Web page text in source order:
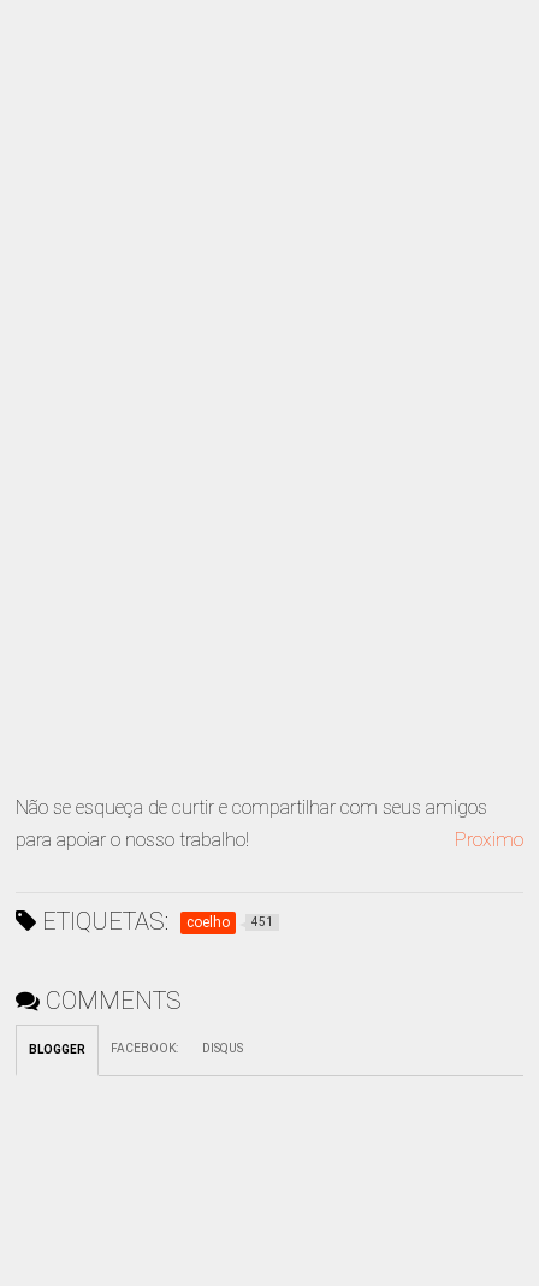
Não se esqueça de curtir e compartilhar com seus amigos
para apoiar o nosso trabalho!
Proximo
ETIQUETAS: coelho 451
COMMENTS
BLOGGER FACEBOOK: DISQUS